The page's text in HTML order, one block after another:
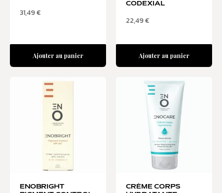
31,49€
Ajouter au panier
CODEXIAL
22,49€
Ajouter au panier
ENOBRIGHT
CRÈME CORPS